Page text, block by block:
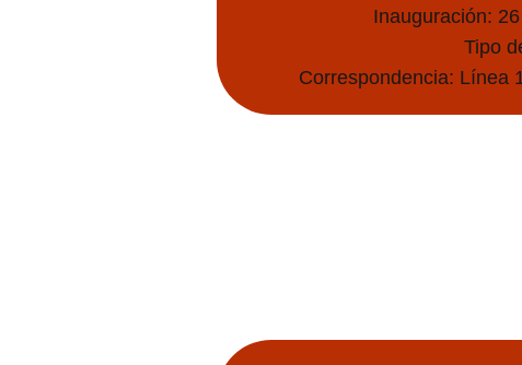
Inauguración:
Tipo
Correspondencia: Línea